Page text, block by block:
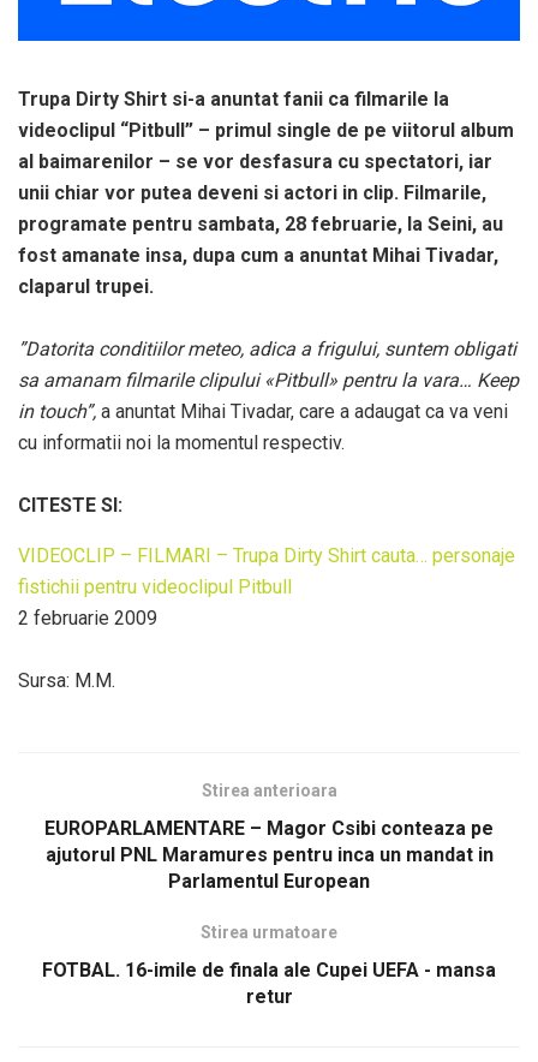
Trupa Dirty Shirt si-a anuntat fanii ca filmarile la
videoclipul “Pitbull” – primul single de pe viitorul album
al baimarenilor – se vor desfasura cu spectatori, iar
unii chiar vor putea deveni si actori in clip. Filmarile,
programate pentru sambata, 28 februarie, la Seini, au
fost amanate insa, dupa cum a anuntat Mihai Tivadar,
claparul trupei.
”Datorita conditiilor meteo, adica a frigului, suntem obligati
sa amanam filmarile clipului «Pitbull» pentru la vara… Keep
in touch”, a anuntat Mihai Tivadar, care a adaugat ca va veni
cu informatii noi la momentul respectiv.
CITESTE SI:
VIDEOCLIP – FILMARI – Trupa Dirty Shirt cauta… personaje
fistichii pentru videoclipul Pitbull
2 februarie 2009
Sursa: M.M.
Stirea anterioara
EUROPARLAMENTARE – Magor Csibi conteaza pe
ajutorul PNL Maramures pentru inca un mandat in
Parlamentul European
Stirea urmatoare
FOTBAL. 16-imile de finala ale Cupei UEFA - mansa
retur